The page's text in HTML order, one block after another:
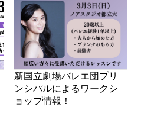
新国立劇場バレエ団プリ
ンシパルによるワークシ
ョップ情報！